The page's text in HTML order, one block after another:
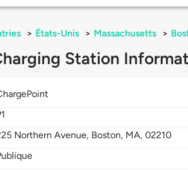
> États-Unis > Massachusetts >
Station
Northern Avenue, Boston, MA,02210